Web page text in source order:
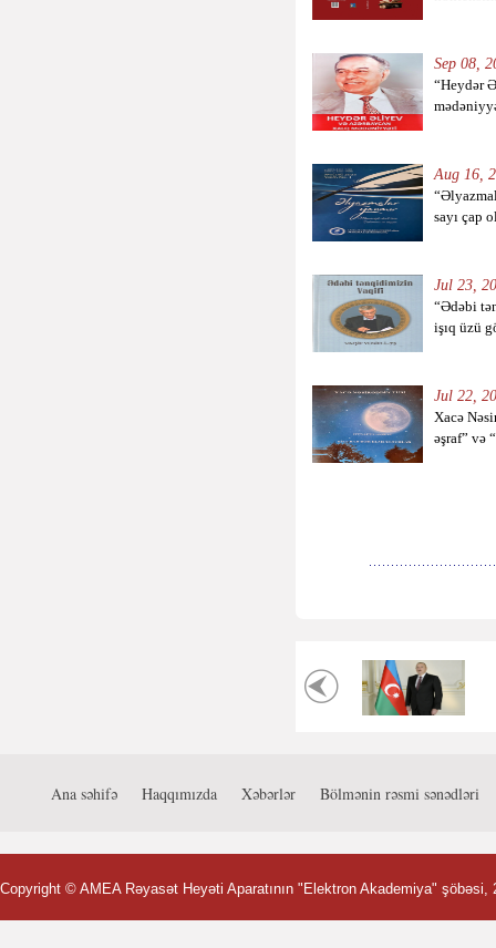
Sep 08,
“Heydər
Aug 16,
sayı çap
Jul 23,
“Ədəbi
işıq üzü
Jul 22,
Xacə
əşraf” və
Ana səhifə Haqqımızda Xəbərlər Bölmənin rəsmi sənədləri
Copyright © AMEA Rəyasət Heyəti Aparatının "Elektron Akademiya" şöbəsi,